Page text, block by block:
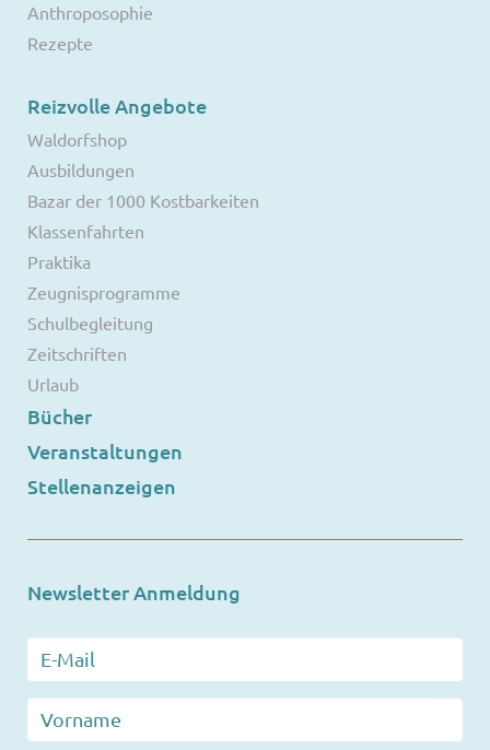
Anthroposophie
Rezepte
Reizvolle Angebote
Waldorfshop
Ausbildungen
Bazar der 1000 Kostbarkeiten
Klassenfahrten
Praktika
Zeugnisprogramme
Schulbegleitung
Zeitschriften
Urlaub
Bücher
Veranstaltungen
Stellenanzeigen
Newsletter Anmeldung